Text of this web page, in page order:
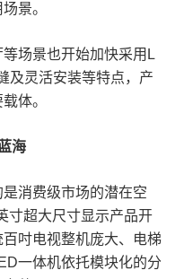
景。
场景也开始加快采用L
及灵活安装等特点，产
体。
海
消费级市场的潜在空
寸超大尺寸显示产品开
吋电视整机庞大、电梯
一体机依托模块化的分